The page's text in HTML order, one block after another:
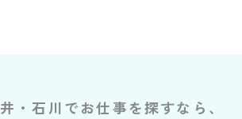
・石川でお仕事を探すなら、